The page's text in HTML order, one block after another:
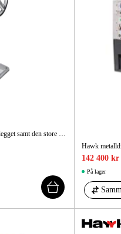
Gir smidig boreavvirkning, og parallellanlegget samt den store arbeidsflaten gir nøyaktig og sikker posisjonering av arbeidsstykket.
Hawk
142 400 kr
På lager